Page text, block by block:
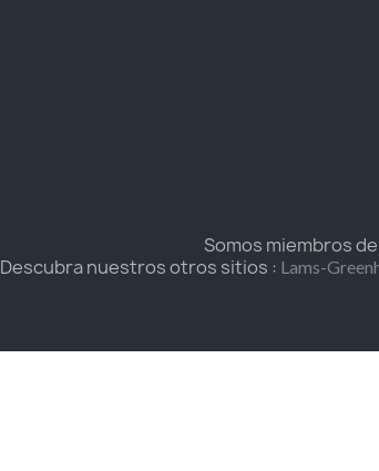
Somos miembros
Descubra nuestros otros sitios : Lams-